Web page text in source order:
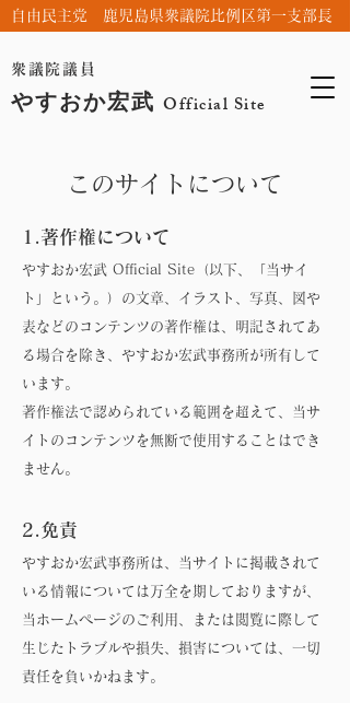
衆議院議員
やすおか宏武 Official Site
自由民主党 鹿児島県衆議院比例区第一支部長
このサイトについて
1.著作権について
やすおか宏武 Official Site（以下、「当サイ
ト」という。）の文章、イラスト、写真、図や
表などのコンテンツの著作権は、明記されてあ
る場合を除き、やすおか宏武事務所が所有して
います。
著作権法で認められている範囲を超えて、当サ
イトのコンテンツを無断で使用することはでき
ません。
2.免責
やすおか宏武事務所は、当サイトに掲載されて
いる情報については万全を期しておりますが、
当ホームページのご利用、または閲覧に際して
生じたトラブルや損失、損害については、一切
責任を負いかねます。